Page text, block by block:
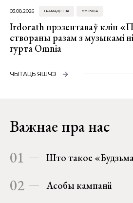
03.08.2026 ГРАМАДСТВА МУЗЫКА
Irdorath прэзентаваў кліп
створаны разам з музыкамі
гурта Omnia
ЧЫТАЦЬ ЯШЧЭ
Важнае пра нас
01 Што такое
02 Асобы кампаніі